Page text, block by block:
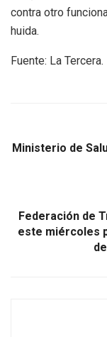
contra otro
huida.
Fuente: La Tercera.
Ministerio de
Federación de
este miércoles